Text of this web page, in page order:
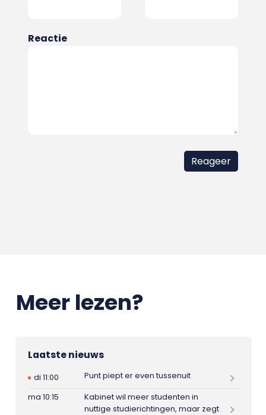
Reactie
Meer lezen?
Laatste nieuws
di 11:00
Punt piept er even tussenuit
ma 10:15
Kabinet wil meer studenten in
nuttige studierichtingen, maar zegt